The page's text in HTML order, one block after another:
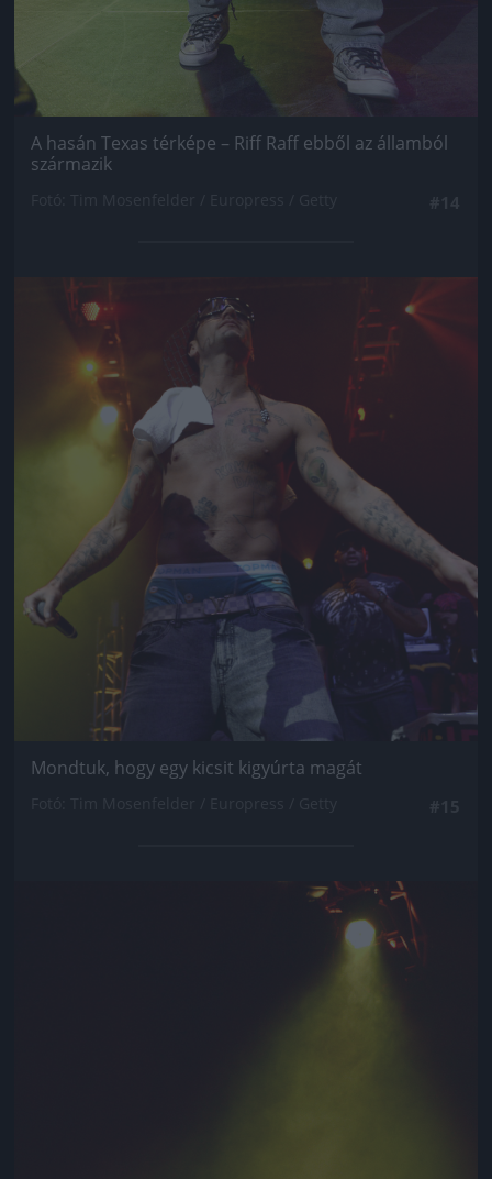
A hasán Texas térképe – Riff Raff ebből az államból
származik
Jön még kép!
Mondtuk, hogy egy kicsit kigyúrta magát